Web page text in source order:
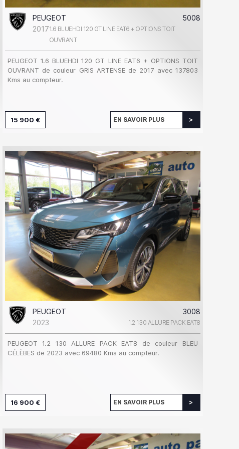
PEUGEOT
5008
20171.6 BLUEHDI 120 GT LINE EAT6 + OPTIONS TOIT
OUVRANT
PEUGEOT 1.6 BLUEHDI 120 GT LINE EAT6 + OPTIONS TOIT
OUVRANT de couleur GRIS ARTENSE de 2017 avec 137803
Kms au compteur.
15 900 € EN SAVOIR PLUS
PEUGEOT
3008
2023
1.2 130 ALLURE PACK EAT8
PEUGEOT 1.2 130 ALLURE PACK EAT8 de couleur BLEU
CÉLÈBES de 2023 avec 69480 Kms au compteur.
16 900 € EN SAVOIR PLUS